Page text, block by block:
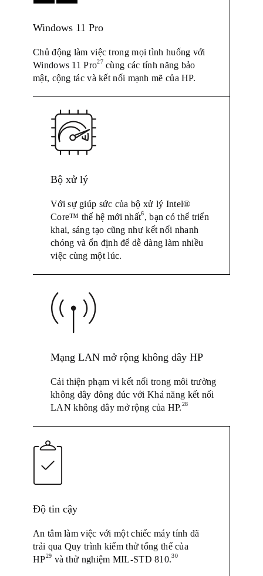
Windows 11 Pro
Chủ động làm việc trong mọi tình huống với
Windows 11 Pro27 cùng các tính năng bảo
mật, cộng tác và kết nối mạnh mẽ của HP.
Bộ xử lý
Với sự giúp sức của bộ xử lý Intel®
Core™ thế hệ mới nhất6, bạn có thể triển
khai, sáng tạo cũng như kết nối nhanh
chóng và ổn định để dễ dàng làm nhiều
việc cùng một lúc.
Mạng LAN mở rộng không dây HP
Cải thiện phạm vi kết nối trong môi trường
không dây đông đúc với Khả năng kết nối
LAN không dây mở rộng của HP.28
Độ tin cậy
An tâm làm việc với một chiếc máy tính đã
trải qua Quy trình kiểm thử tổng thể của
HP29 và thử nghiệm MIL-STD 810.30